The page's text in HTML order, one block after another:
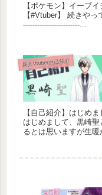
【ポケモン】イーブ
【#Vtuber】 続きやってくよ～♪ 今日は一周年記念日！ ❕----------
------------------------...
新人Vtuber自己紹介
【自己紹介】はじめま
はじめまして、黒崎
るとは思いますが生暖か